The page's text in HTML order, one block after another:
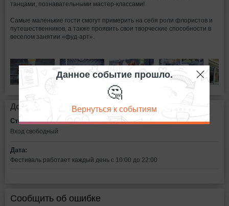
танцами, познавательными мастер-классами!
Самые маленькие гости смогут примерить на себя роли флористов и
путешественников, а также проявить свои творческие способности в
веселом занятии «фуд-арт».
Дополнительная информация
Стоимость билетов:
Вход свободный
Дата:
Фестиваль работает каждый день с 10:00 до 22:00
Сообщить об ошибке
Данное событие прошло.
🤔
Вернуться к событиям